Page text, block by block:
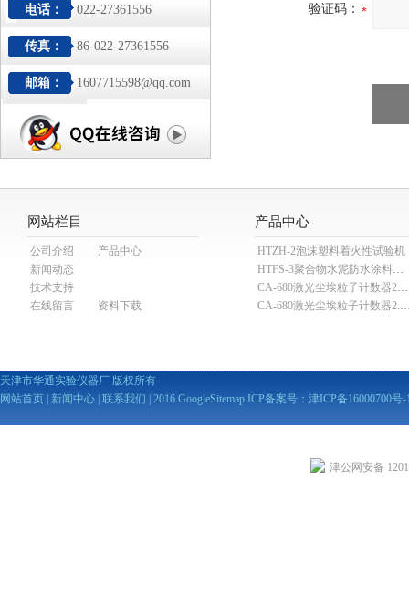
电话： 022-27361556
传真： 86-022-27361556
邮箱： 1607715598@qq.com
验证码：
网站栏目
公司介绍
产品中心
新闻动态
技术支持
在线留言
资料下载
产品中心
HTZH-2泡沫塑料着火性试验机
HTFS-3聚合物水泥防水涂料分散机
CA-680激光尘埃粒子计数器28.3L
CA-680激光尘埃粒子
天津市华通实验仪器厂 版权所有
网站首页
新闻中心 联系我们 | 2016 GoogleSitemap ICP备案号： 津ICP备16000700号-
津公网安备